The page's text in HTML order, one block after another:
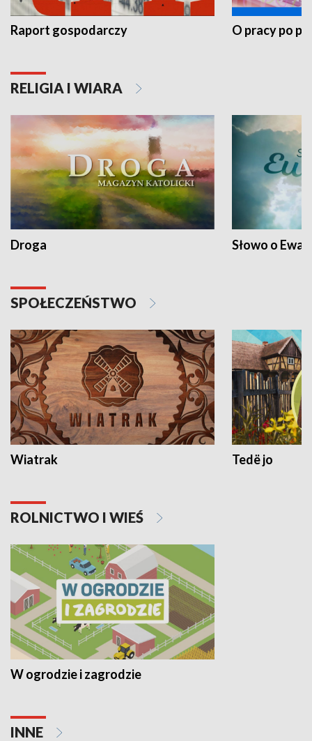
Raport gospodarczy O pracy po
RELIGIA I WIARA
Droga Słowo o
SPOŁECZEŃSTWO
Wiatrak Tedë jo
ROLNICTWO I WIEŚ
W ogrodzie i zagrodzie
INNE